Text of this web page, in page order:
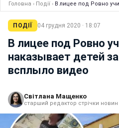
Головна › Події › В лицее под Ровно
ПОДІЇ 04 грудня 2020 · 18:07
В лицее под Ровно
наказывает детей
всплыло видео
Світлана Мащенко
старший редактор стрічки новин